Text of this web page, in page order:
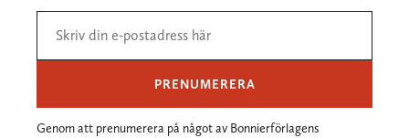
PRENUMERERA
Genom att prenumerera på något av Bonnierförlagens